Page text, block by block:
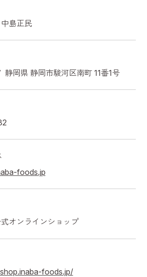
島正民
静岡県 静岡市駿河区南町 11番1号
foods.jp
オンラインショップ
foods.jp/